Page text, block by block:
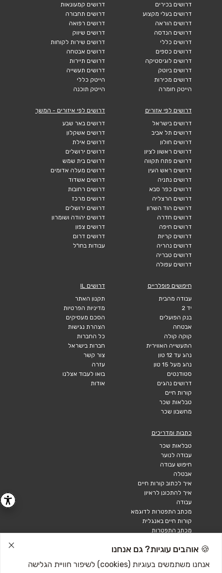
דרושים בכירים
דרושים בעלי מקצוע
דרושים הוראה
דרושים הנדסה
דרושים כללי
דרושים כספים
דרושים לוגיסטיקה
דרושים ביוטק
דרושים מכירות
הייטק חומרה
דרושים קמעונאות
דרושים תחבורה
דרושים רפואה
דרושים שיווק
דרושים שירות לקוחות
דרושים אבטחה
דרושים תיירות
דרושים תעשייה
הייטק כללי
הייטק תוכנה
דרושים לפי אזורים
דרושים בישראל
דרושים תל אביב
דרושים חולון
דרושים ראשון לציון
דרושים פתח תקווה
דרושים ראש העין
דרושים נתניה
דרושים כפר סבא
דרושים הרצליה
דרושים הוד השרון
דרושים חדרה
דרושים חיפה
דרושים קריות
דרושים נהריה
דרושים טבריה
דרושים עפולה
דרושים לפי איזורים - המשך
דרושים באר שבע
דרושים אשקלון
דרושים אילת
דרושים ירושלים
דרושים בית שמש
דרושים מעלה אדומים
דרושים אשדוד
דרושים רחובות
דרושים מרכז
דרושים ירושלים
דרושים יהודה ושומרון
דרושים צפון
דרושים דרום
עבודות בחו"ל
חיפושים פופלריים
עבודה מהבית
יד 2
בנק הפועלים
אבטחה
קוקה קולה
התעשייה האווירית
נהג עד 12 טון
נהג מעל 15 טון
סטודנטים
דרושים נהגים
קורות חיים
טבלאות שכר
מחשבון שכר
דרושים IL
תקנון האתר
מדיניות הפרטיות
הסכם מעסיקים
הצהרת נגישות
כל החברות
חברות בישראל
צור קשר
עזרה
בואו לעבוד אצלנו
אודות
כתבות ומדריכים
טבלאות שכר
עבודה לנוער
חיפוש עבודה
אבטלה
איך לכתוב קורות חיים
איך להתכונן לראיון
עבודה
מכתב התפטרות לדוגמא
קורות חיים באנגלית
מכתב התפטרות
🍪 אוהבים עוגיות? גם אנחנו
אנחנו משתמשים בעוגיות (cookies) לשיפור חוויית הגלישה